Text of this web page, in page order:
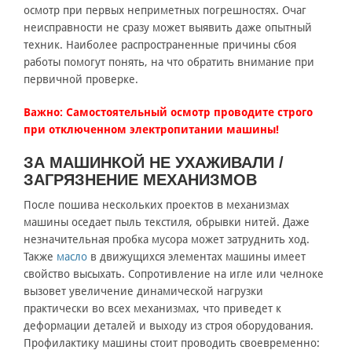
осмотр при первых неприметных погрешностях. Очаг
неисправности не сразу может выявить даже опытный
техник. Наиболее распространенные причины сбоя
работы помогут понять, на что обратить внимание при
первичной проверке.
Важно: Самостоятельный осмотр проводите строго
при отключенном электропитании машины!
ЗА МАШИНКОЙ НЕ УХАЖИВАЛИ /
ЗАГРЯЗНЕНИЕ МЕХАНИЗМОВ
После пошива нескольких проектов в механизмах
машины оседает пыль текстиля, обрывки нитей. Даже
незначительная пробка мусора может затруднить ход.
Также масло в движущихся элементах машины имеет
свойство высыхать. Сопротивление на игле или челноке
вызовет увеличение динамической нагрузки
практически во всех механизмах, что приведет к
деформации деталей и выходу из строя оборудования.
Профилактику машины стоит проводить своевременно: